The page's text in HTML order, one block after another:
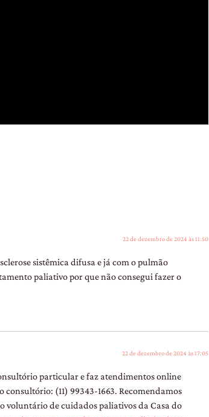
22 de dezembro de 2024 às 11:50
sistêmica difusa e já com o pulmão
paliativo por que não consegui fazer o
22 de dezembro de 2024 às 17:05
particular e faz atendimentos online
(11) 99343-1663. Recomendamos
voluntário de cuidados paliativos da Casa do